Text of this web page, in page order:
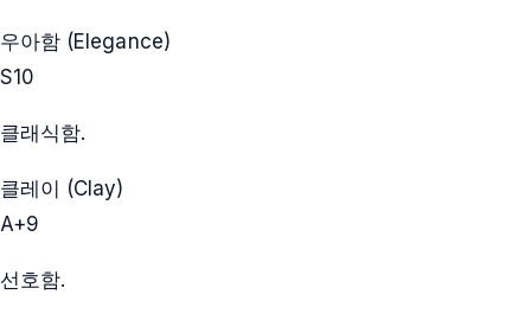
우아함 (Elegance)
S10
클래식함.
클레이 (Clay)
A+9
선호함.